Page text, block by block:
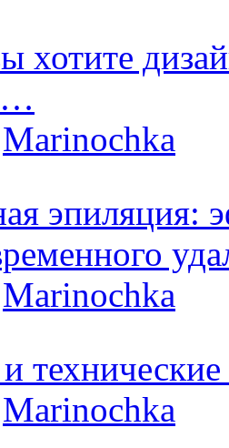
хотите
Marinochka
эпиляция:
Marinochka
Marinochka